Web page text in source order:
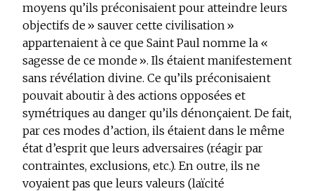
moyens qu’ils préconisaient pour atteindre leurs
objectifs de » sauver cette civilisation »
appartenaient à ce que Saint Paul nomme la «
sagesse de ce monde ». Ils étaient manifestement
sans révélation divine. Ce qu’ils préconisaient
pouvait aboutir à des actions opposées et
symétriques au danger qu’ils dénonçaient. De fait,
par ces modes d’action, ils étaient dans le même
état d’esprit que leurs adversaires (réagir par
contraintes, exclusions, etc.). En outre, ils ne
voyaient pas que leurs valeurs (laïcité